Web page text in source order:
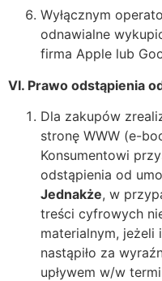
Wyłącznym
odnawialne
firma Apple lub
VI. Prawo odstąpienia
Dla zakupów
stronę WWW (e-
Konsumentowi
odstąpienia od
Jednakże, w
treści cyfrowych
materialnym, jeżeli
nastąpiło za
upływem w/w